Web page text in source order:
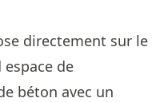
directement sur le
de
béton avec un